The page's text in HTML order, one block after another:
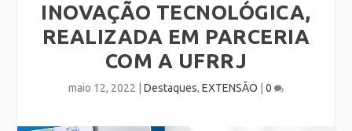
INOVAÇÃO TECNOLÓGICA,
REALIZADA EM PARCERIA
COM A UFRRJ
maio 12, 2022 Destaques, EXTENSÃO 0